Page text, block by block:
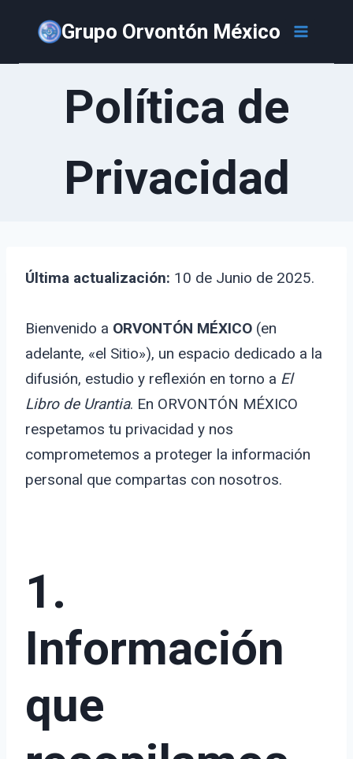
contenido
Grupo Orvontón México
Política de
Privacidad
Última actualización: 10 de Junio de 2025.
Bienvenido a ORVONTÓN MÉXICO (en
adelante, «el Sitio»), un espacio dedicado a la
difusión, estudio y reflexión en torno a El
Libro de Urantia. En ORVONTÓN MÉXICO
respetamos tu privacidad y nos
comprometemos a proteger la información
personal que compartas con nosotros.
1.
Información
que